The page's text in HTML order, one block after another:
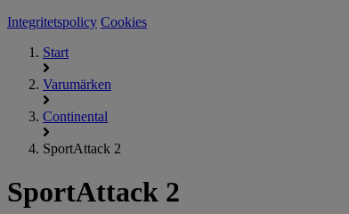
Integritetspolicy Cookies
Start
Varumärken
Continental
SportAttack 2
SportAttack 2